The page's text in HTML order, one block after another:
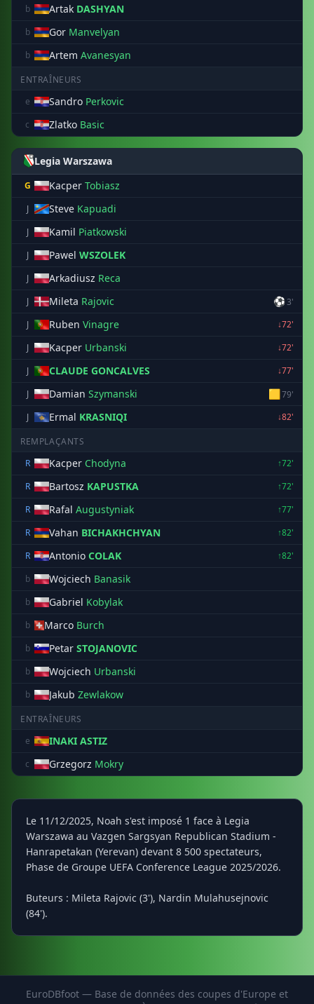
b Artak DASHYAN
b Gor Manvelyan
b Artem Avanesyan
ENTRAÎNEURS
e
Sandro Perkovic
c Zlatko Basic
Legia Warszawa
G Kacper Tobiasz
J Steve Kapuadi
J Kamil Piatkowski
J Pawel WSZOLEK
J Arkadiusz Reca
J Mileta Rajovic ⚽3'
J
Ruben Vinagre
↓72'
J
Kacper Urbanski
↓72'
J
CLAUDE GONCALVES
↓77'
J
Damian Szymanski 🟨79'
J
Ermal KRASNIQI ↓82'
REMPLAÇANTS
R
Kacper Chodyna
↑72'
R
Bartosz KAPUSTKA
↑72'
R
Rafal Augustyniak
↑77'
R
Vahan BICHAKHCHYAN
↑82'
R
Antonio COLAK
↑82'
b
Wojciech Banasik
b Gabriel Kobylak
b Marco Burch
b Petar STOJANOVIC
b Wojciech Urbanski
b Jakub Zewlakow
ENTRAÎNEURS
e
INAKI ASTIZ
c Grzegorz Mokry
Le 11/12/2025, Noah s'est imposé 1 face à Legia
Warszawa au Vazgen Sargsyan Republican Stadium -
Hanrapetakan (Yerevan) devant 8 500 spectateurs,
Phase de Groupe UEFA Conference League 2025/2026.
Buteurs : Mileta Rajovic (3'), Nardin Mulahusejnovic
(84').
EuroDBfoot — Base de données des coupes d'Europe et